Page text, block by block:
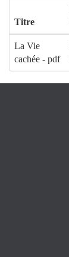
Titre
La Vie
cachée - pdf